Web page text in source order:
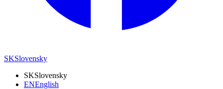
SKSlovensky
SKSlovensky
ENEnglish